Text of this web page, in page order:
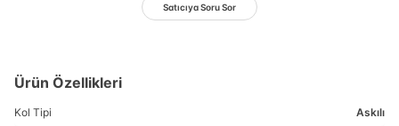
Satıcıya Soru Sor
Ürün Özellikleri
Kol Tipi Askılı